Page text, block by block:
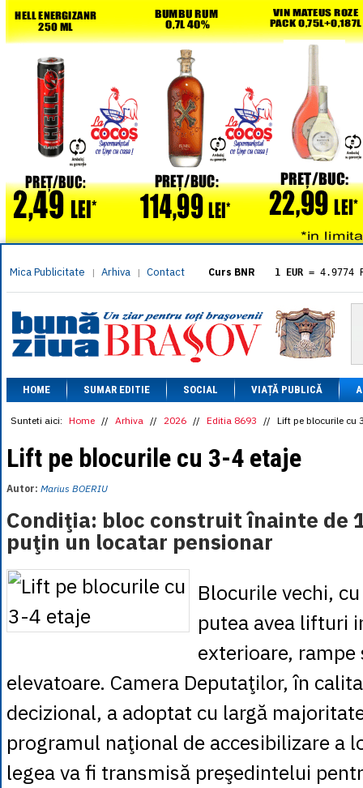
Mica Publicitate | Arhiva | Contact Curs BNR 1 EUR = 4.9774
= 5.8304
1 XAU= 464.4611
1 AED= 1.1933
1 AUD= 2.7957
1 BGN= 2.5449
1 CAD= 3.1559
1 CHF= 5.2813
1 CNY= 0.6015
1 DKK
1 EGP
1 KRW = 0.3047
1 PLN= 1.1646
1 RUB
= 0.0530
1 TRY= 0.1141
= 0.1048
1 XDR= 5.9383
1 ZAR
HOME SUMAR EDITIE SOCIAL VIAȚĂ PUBLICĂ
Sunteti aici: Home // Arhiva // 2026 // Editia 8693 // Lift pe blocurile cu
Lift pe blocurile cu 3-4 etaje
Autor: Marius BOERIU
Condiţia: bloc construit înainte de
puţin un locatar pensionar
Blocurile vechi,
putea avea lifturi
exterioare,
elevatoare. Camera Deputaţilor, în
decizional, a adoptat cu largă
programul naţional de accesibilizare a
legea va fi transmisă preşedintelui